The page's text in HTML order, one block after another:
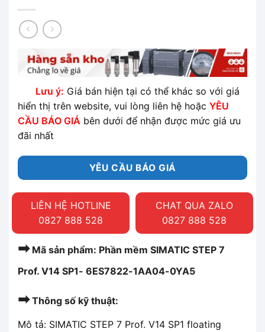
Lưu ý: Giá bán hiện tại có thể khác so với giá
hiển thị trên website, vui lòng liên hệ hoặc YÊU
CẦU BÁO GIÁ bên dưới để nhận được mức giá ưu
đãi nhất
YÊU CẦU BÁO GIÁ
LIÊN HỆ HOTLINE
0827 888 528
CHAT QUA ZALO
0827 888 528
➡Mã sản phẩm: Phần mềm SIMATIC STEP 7
Prof. V14 SP1- 6ES7822-1AA04-0YA5
➡Thông số kỹ thuật:
Mô tả: SIMATIC STEP 7 Prof. V14 SP1 floating